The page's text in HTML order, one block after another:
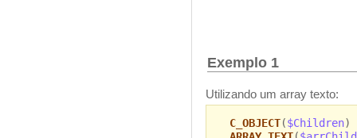
Exemplo 1
Utilizando um array texto:
C_OBJECT($Children)